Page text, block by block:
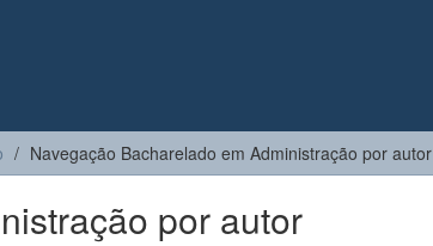
Navegação Bacharelado em Administração por autor
por autor